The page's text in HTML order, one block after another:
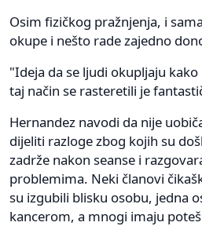
Osim fizičkog pražnjenja, i
okupe i nešto rade zajedno
"Ideja da se ljudi okupljaju
taj način se rasteretili je
Hernandez navodi da nije
dijeliti razloge zbog kojih su
zadrže nakon seanse i
problemima. Neki članovi
su izgubili blisku osobu, jedna
kancerom, a mnogi imaju